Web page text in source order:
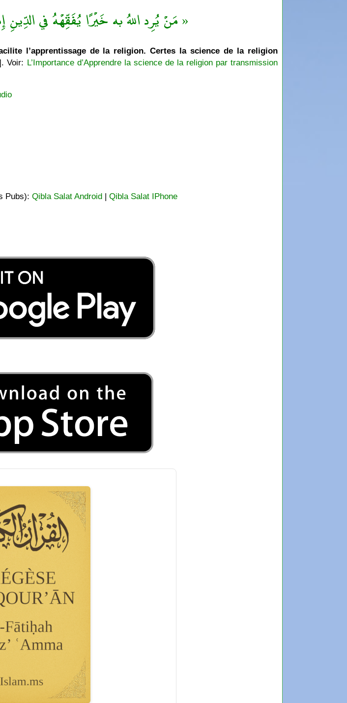
« مَنْ يُرِد اللهُ به خَيْرًا يُفَقِّهْهُ في الدِّينِ
l’apprentissage de la religion. Certes la science de la religion
Voir: L’Importance d’Apprendre la science de la religion par transmission
Pubs):Qibla Salat Android |Qibla Salat IPhone